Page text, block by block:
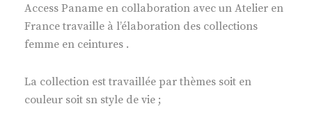
Access Paname en collaboration avec un Atelier en
France travaille à l’élaboration des collections
femme en ceintures .
La collection est travaillée par thèmes soit en
couleur soit sn style de vie ;